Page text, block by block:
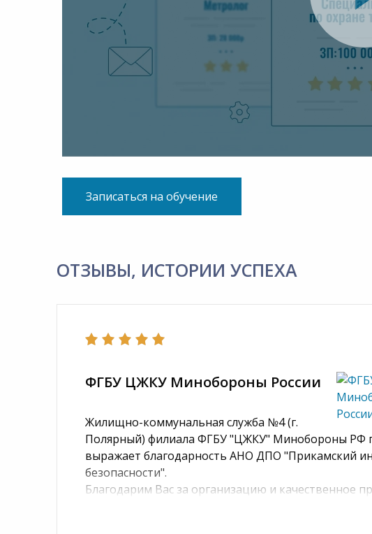
Записаться на обучение
ОТЗЫВЫ, ИСТОРИИ УСПЕХА
ФГБУ ЦЖКУ Минобороны России
Жилищно-коммунальная служба №4 (г.
Полярный) филиала ФГБУ "ЦЖКУ" Минобороны РФ
выражает благодарность АНО ДПО "Прикамский
безопасности".
Благодарим Вас за организацию и качественное